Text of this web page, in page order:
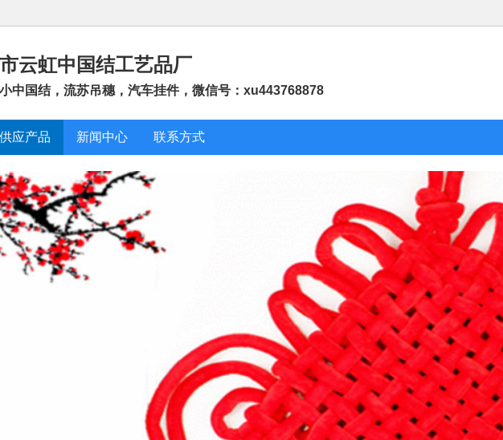
云虹中国结工艺品厂
中国结，流苏吊穗，汽车挂件，微信号：xu443768878
供应产品 新闻中心 联系方式